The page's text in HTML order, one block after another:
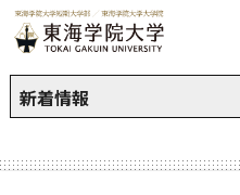
新着情報